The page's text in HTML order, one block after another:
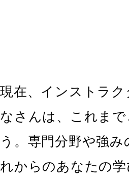
現在、インストラ
なさんは、これま
う。専門分野や強
れからのあなたの